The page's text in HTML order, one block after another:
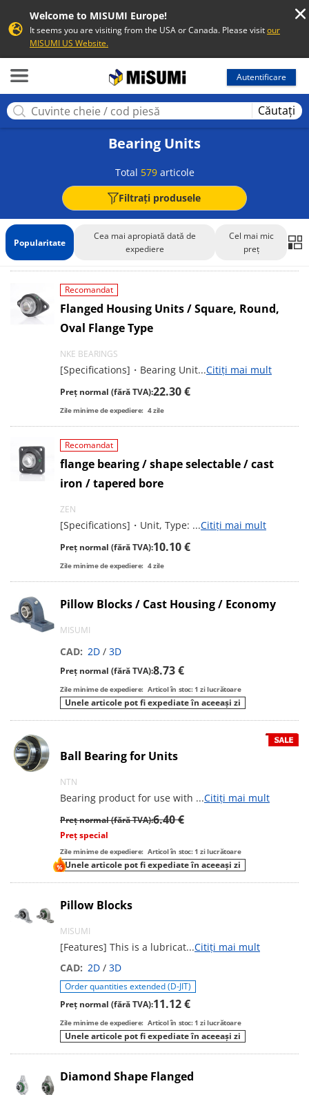
Welcome to MISUMI Europe!
It seems you are visiting from the USA or Canada. Please visitour
MISUMI US Website.
Autentificare
Căutați
Bearing Units
Total 579articole
Filtrați produsele
Popularitate
Cea mai apropiată dată de
expediere
Cel mai mic
preț
Recomandat
Flanged Housing Units / Square, Round,
Oval Flange Type
NKE BEARINGS
[Specifications]・Bearing Unit...Citiți mai mult
Preț normal (fără TVA):22.30 €
Zile minime de expediere: 4zile
Recomandat
flange bearing / shape selectable / cast
iron / tapered bore
ZEN
[Specifications]・Unit, Type: ...Citiți mai mult
Preț normal (fără TVA):10.10 €
Zile minime de expediere: 4zile
Pillow Blocks / Cast Housing / Economy
MISUMI
CAD: 2D / 3D
Preț normal (fără TVA):8.73 €
Zile minime de expediere: Articol în stoc: 1 zi lucrătoare
Unele articole pot fi expediate în aceeași zi
Ball Bearing for Units
NTN
Bearing product for use with ...Citiți mai mult
Preț normal (fără TVA):6.40 €
Preț special
Zile minime de expediere: Articol în stoc: 1 zi lucrătoare
Unele articole pot fi expediate în aceeași zi
Pillow Blocks
MISUMI
[Features] This is a lubricat...Citiți mai mult
CAD: 2D / 3D
Order quantities extended (D-JIT)
Preț normal (fără TVA):11.12 €
Zile minime de expediere: Articol în stoc: 1 zi lucrătoare
Unele articole pot fi expediate în aceeași zi
Diamond Shape Flanged